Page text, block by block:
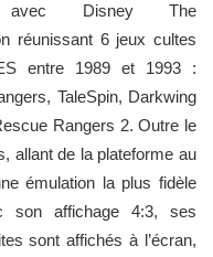
avec Disney The
réunissant 6 jeux cultes
entre 1989 et 1993 :
TaleSpin, Darkwing
Rangers 2. Outre le
allant de la plateforme au
émulation la plus fidèle
son affichage 4:3, ses
sont affichés à l’écran,